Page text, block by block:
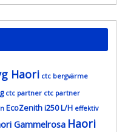
Haori ctc bergvärme
ctc partner ctc partner
EcoZenith i250 L/H effektiv
Gammelrosa Haori